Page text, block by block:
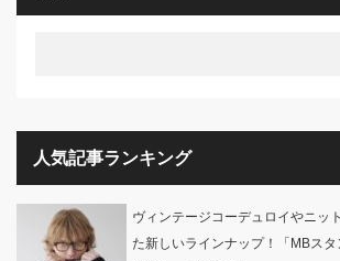
人気記事ランキング
ヴィンテージコーデュロイやニッ
た新しいラインナップ！「MBス